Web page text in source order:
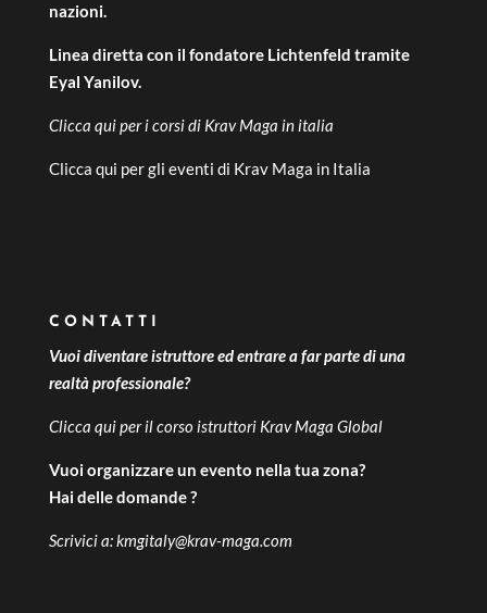
nazioni.
Linea diretta con il fondatore Lichtenfeld tramite
Eyal Yanilov.
Clicca qui per icorsi di Krav Maga in italia
Clicca qui per gli eventi di Krav Maga in Italia
CONTATTI
Vuoi diventare istruttore ed entrare a far parte di una
realtà professionale?
Clicca qui per ilcorso istruttori Krav Maga Global
Vuoi organizzare un evento nella tua zona?
Hai delle domande ?
Scrivici a:kmgitaly@krav-maga.com